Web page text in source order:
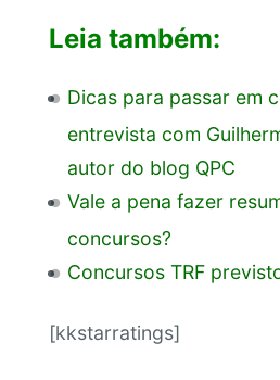
Leia também:
Dicas para passar em
entrevista com
autor do blog QPC
Vale a pena fazer
concursos?
Concursos TRF
[kkstarratings]